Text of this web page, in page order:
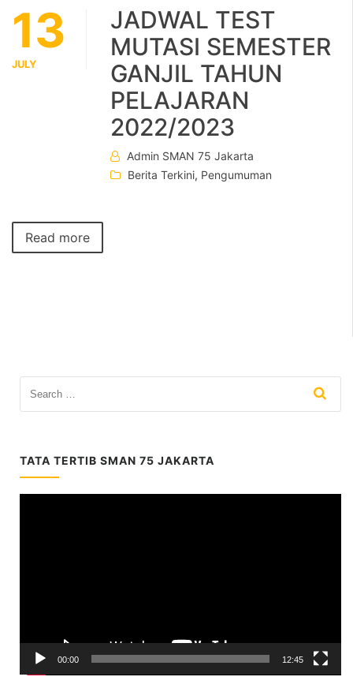
13
JULY
JADWAL TEST
MUTASI SEMESTER
GANJIL TAHUN
PELAJARAN
2022/2023
Admin SMAN 75 Jakarta
Berita Terkini, Pengumuman
Read more
TATA TERTIB SMAN 75 JAKARTA
00:00 12:45